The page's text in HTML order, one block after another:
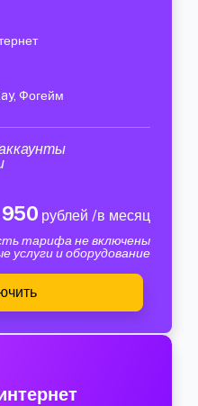
Фогейм
950 рублей /в месяц
тарифа не включены
услуги и оборудование